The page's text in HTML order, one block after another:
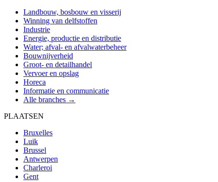
Landbouw, bosbouw en visserij
Winning van delfstoffen
Industrie
Energie, productie en distributie
Water; afval- en afvalwaterbeheer
Bouwnijverheid
Groot- en detailhandel
Vervoer en opslag
Horeca
Informatie en communicatie
Alle branches →
PLAATSEN
Bruxelles
Luik
Brussel
Antwerpen
Charleroi
Gent